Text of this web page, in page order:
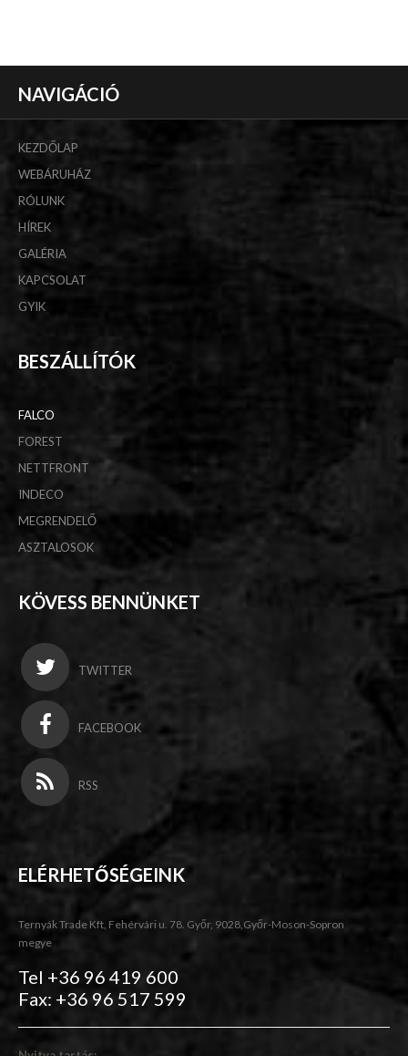
NAVIGÁCIÓ
KEZDŐLAP
WEBÁRUHÁZ
RÓLUNK
HÍREK
GALÉRIA
KAPCSOLAT
GYIK
BESZÁLLÍTÓK
FALCO
FOREST
NETTFRONT
INDECO
MEGRENDELŐ
ASZTALOSOK
KÖVESS BENNÜNKET
TWITTER
FACEBOOK
RSS
ELÉRHETŐSÉGEINK
Ternyák Trade Kft, Fehérvári u. 78. Győr, 9028,Győr-Moson-Sopron
megye
Tel +36 96 419 600
Fax: +36 96 517 599